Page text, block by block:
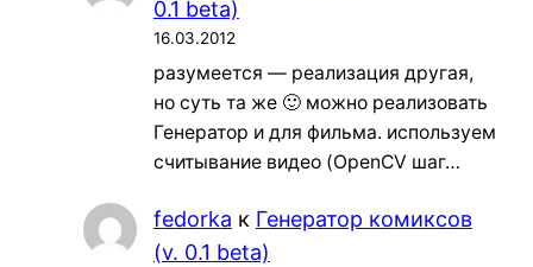
0.1 beta)
16.03.2012
разумеется — реализация другая,
но суть та же 🙂 можно реализовать
Генератор и для фильма. используем
считывание видео (OpenCV шаг…
fedorka к Генератор комиксов
(v. 0.1 beta)